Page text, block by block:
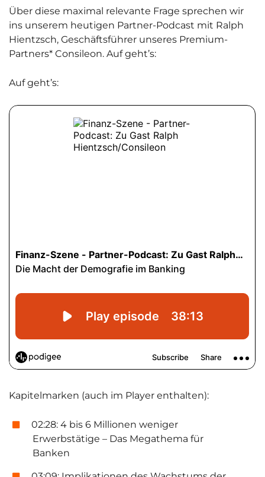
Über diese maximal relevante Frage sprechen wir
ins unserem heutigen Partner-Podcast mit Ralph
Hientzsch, Geschäftsführer unseres Premium-
Partners* Consileon. Auf geht’s:
Auf geht’s:
Kapitelmarken (auch im Player enthalten):
02:28: 4 bis 6 Millionen weniger
Erwerbstätige – Das Megathema für
Banken